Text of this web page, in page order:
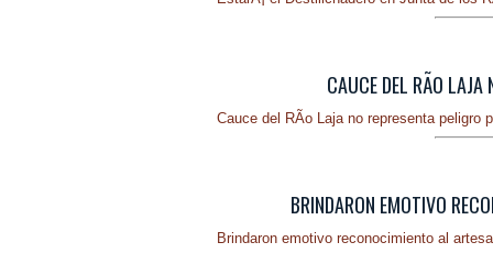
CAUCE DEL RÃ­O LAJA
Cauce del RÃ­o Laja no representa peligro
BRINDARON EMOTIVO
Brindaron emotivo reconocimiento al